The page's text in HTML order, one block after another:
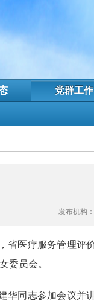
党群工作
发布机构
省医疗服务管理评
委员会。
华同志参加会议并